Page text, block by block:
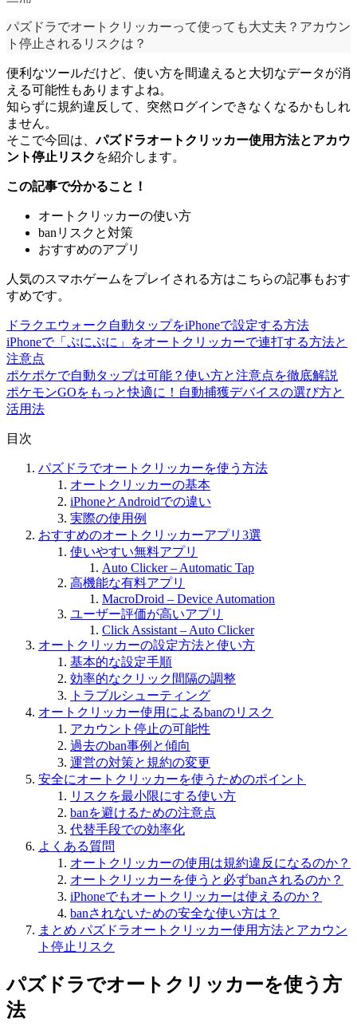
パズドラでオートクリッカーって使っても大丈夫？アカウン
ト停止されるリスクは？
便利なツールだけど、使い方を間違えると大切なデータが消
える可能性もありますよね。
知らずに規約違反して、突然ログインできなくなるかもしれ
ません。
そこで今回は、パズドラオートクリッカー使用方法とアカウ
ント停止リスク を紹介します。
この記事で分かること！
オートクリッカーの使い方
banリスクと対策
おすすめのアプリ
人気のスマホゲームをプレイされる方はこちらの記事もおす
すめです。
ドラクエウォーク自動タップをiPhoneで設定する方法
iPhoneで「ぷにぷに」をオートクリッカーで連打する方法と
注意点
ポケポケで自動タップは可能？使い方と注意点を徹底解説
ポケモンGOをもっと快適に！自動捕獲デバイスの選び方と
活用法
目次
パズドラでオートクリッカーを使う方法
オートクリッカーの基本
iPhoneとAndroidでの違い
実際の使用例
おすすめのオートクリッカーアプリ3選
使いやすい無料アプリ
Auto Clicker – Automatic Tap
高機能な有料アプリ
MacroDroid – Device Automation
ユーザー評価が高いアプリ
Click Assistant – Auto Clicker
オートクリッカーの設定方法と使い方
基本的な設定手順
効率的なクリック間隔の調整
トラブルシューティング
オートクリッカー使用によるbanのリスク
アカウント停止の可能性
過去のban事例と傾向
運営の対策と規約の変更
安全にオートクリッカーを使うためのポイント
リスクを最小限にする使い方
banを避けるための注意点
代替手段での効率化
よくある質問
オートクリッカーの使用は規約違反になるのか？
オートクリッカーを使うと必ずbanされるのか？
iPhoneでもオートクリッカーは使えるのか？
banされないための安全な使い方は？
まとめ パズドラオートクリッカー使用方法とアカウン
ト停止リスク
パズドラでオートクリッカーを使う方
法